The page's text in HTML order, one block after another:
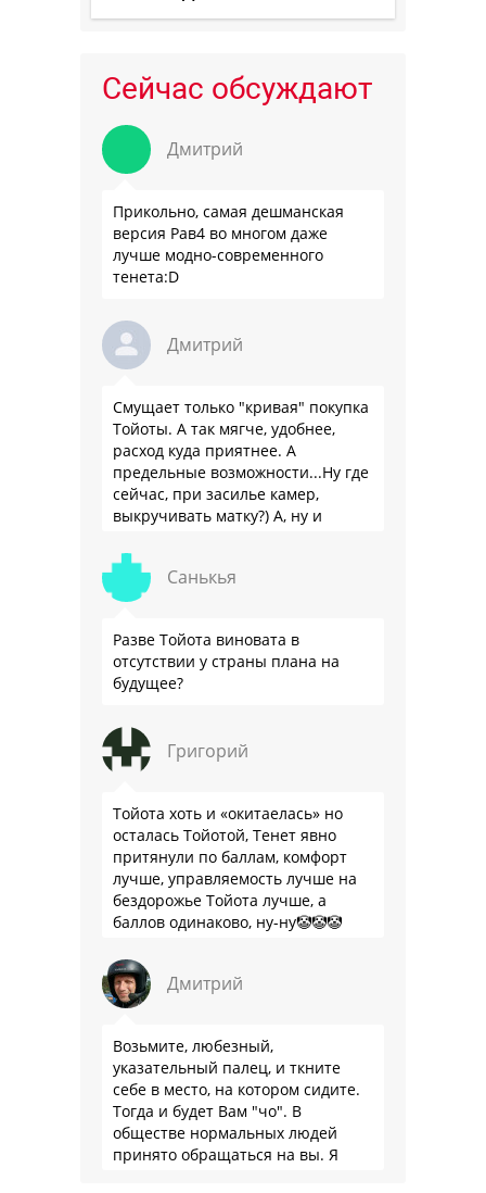
Сейчас обсуждают
Дмитрий
Прикольно, самая дешманская
версия Рав4 во многом даже
лучше модно-современного
тенета:D
Дмитрий
Смущает только "кривая" покупка
Тойоты. А так мягче, удобнее,
расход куда приятнее. А
предельные возможности...Ну где
сейчас, при засилье камер,
выкручивать матку?) А, ну и
забываем.
Санькья
Разве Тойота виновата в
отсутствии у страны плана на
будущее?
Григорий
Тойота хоть и «окитаелась» но
осталась Тойотой, Тенет явно
притянули по баллам, комфорт
лучше, управляемость лучше на
бездорожье Тойота лучше, а
баллов одинаково, ну-ну🤡🤡🤡
Дмитрий
Возьмите, любезный,
указательный палец, и ткните
себе в место, на котором сидите.
Тогда и будет Вам "чо". В
обществе нормальных людей
принято обращаться на вы. Я